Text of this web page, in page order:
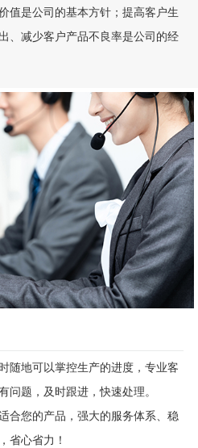
值是公司的基本方针；提高客户生
、减少客户产品不良率是公司的经
随地可以掌控生产的进度，专业客
问题，及时跟进，快速处理。
合您的产品，强大的服务体系、稳
省心省力！